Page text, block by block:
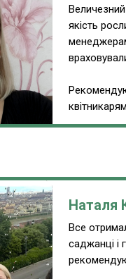
Величезний
якість
квітникарям
Наталя
Все
саджанці і